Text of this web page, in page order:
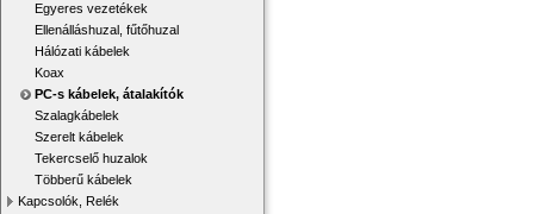
Egyeres vezetékek
Ellenálláshuzal, fűtőhuzal
Hálózati kábelek
Koax
PC-s kábelek, átalakítók
Szalagkábelek
Szerelt kábelek
Tekercselő huzalok
Többerű kábelek
Kapcsolók, Relék